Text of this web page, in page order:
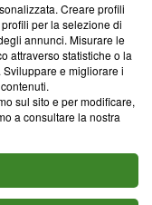
Frasca, 3 - 6900
Creare profili
per la selezione di
annunci. Misurare le
attraverso statistiche o la
e migliorare i
sul sito e per modificare,
a consultare la nostra